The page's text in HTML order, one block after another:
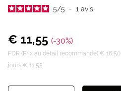
5/5 - 1 avis
€ 11,55 (-30%)
PDR (Prix au détail recommandé) € 16,50
jours € 11,55